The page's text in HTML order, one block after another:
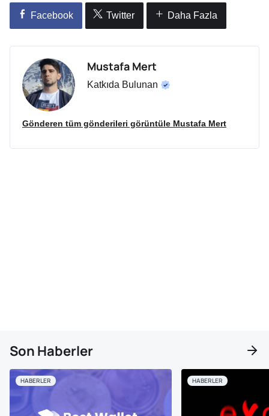
Facebook Twitter Daha Fazla
Mustafa Mert
Katkıda Bulunan
Gönderen tüm gönderileri görüntüle Mustafa Mert
Son Haberler
HABERLER HABERLER